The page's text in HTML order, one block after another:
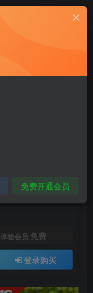
Tattooed
体验会员 免费
登录购买
免费开通会员